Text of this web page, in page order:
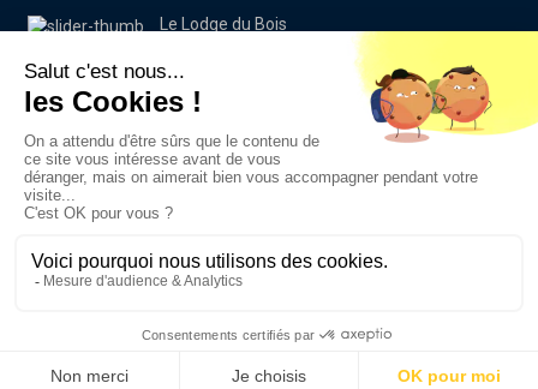
Le Lodge du Bois
Villa Paola
Recherche
Search
for:
Mentions légales
Politique de confidentialité